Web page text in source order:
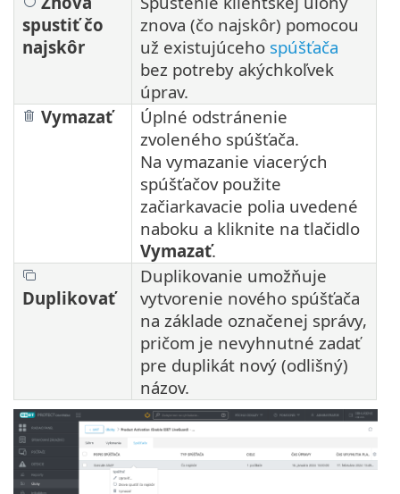
spustiť čo
najskôr
znova (čo najskôr) pomocou
už existujúceho spúšťača
bez potreby akýchkoľvek
úprav.
Vymazať
Úplné odstránenie
zvoleného spúšťača.
Na vymazanie viacerých
spúšťačov použite
začiarkavacie polia uvedené
naboku a kliknite na tlačidlo
Vymazať.
Duplikovať
Duplikovanie umožňuje
vytvorenie nového spúšťača
na základe označenej správy,
pričom je nevyhnutné zadať
pre duplikát nový (odlišný)
názov.